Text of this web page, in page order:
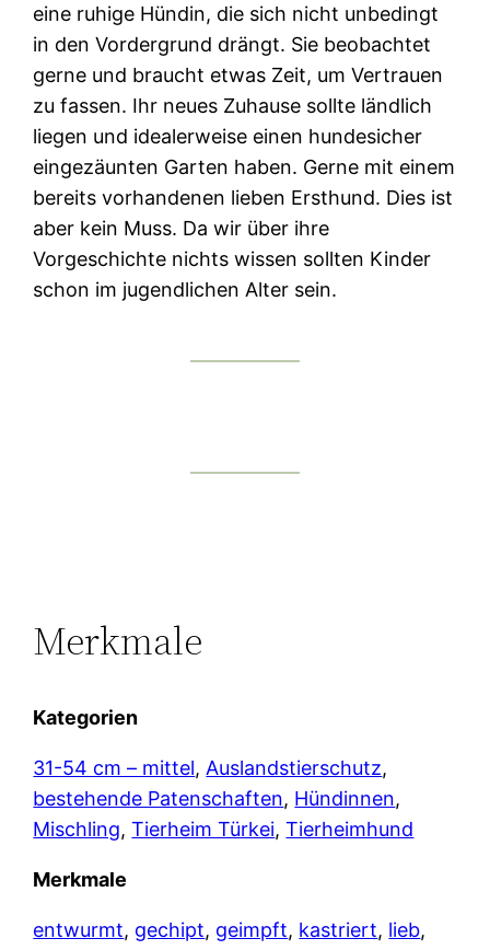
eine ruhige Hündin, die sich nicht unbedingt
in den Vordergrund drängt. Sie beobachtet
gerne und braucht etwas Zeit, um Vertrauen
zu fassen. Ihr neues Zuhause sollte ländlich
liegen und idealerweise einen hundesicher
eingezäunten Garten haben. Gerne mit einem
bereits vorhandenen lieben Ersthund. Dies ist
aber kein Muss. Da wir über ihre
Vorgeschichte nichts wissen sollten Kinder
schon im jugendlichen Alter sein.
Merkmale
Kategorien
31-54 cm – mittel, Auslandstierschutz
bestehende Patenschaften, Hündinnen
Mischling, Tierheim Türkei, Tierheimhund
Merkmale
entwurmt, gechipt, geimpft, kastriert, lieb